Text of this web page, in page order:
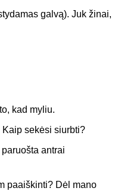
galvą). Juk žinai,
kad myliu.
sekėsi siurbti?
antrai
paaiškinti? Dėl mano